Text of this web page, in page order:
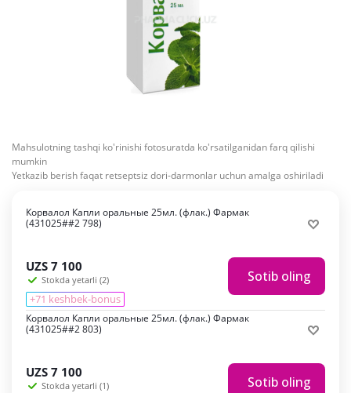
Mahsulotning tashqi ko'rinishi fotosuratda ko'rsatilganidan farq qilishi
mumkin
Yetkazib berish faqat retseptsiz dori-darmonlar uchun amalga oshiriladi
Корвалол Капли оральные 25мл. (флак.) Фармак
(431025##2 798)
UZS 7 100
Stokda yetarli (2)
+71 keshbek-bonus
Sotib oling
Корвалол Капли оральные 25мл. (флак.) Фармак
(431025##2 803)
UZS 7 100
Stokda yetarli (1) Sotib oling